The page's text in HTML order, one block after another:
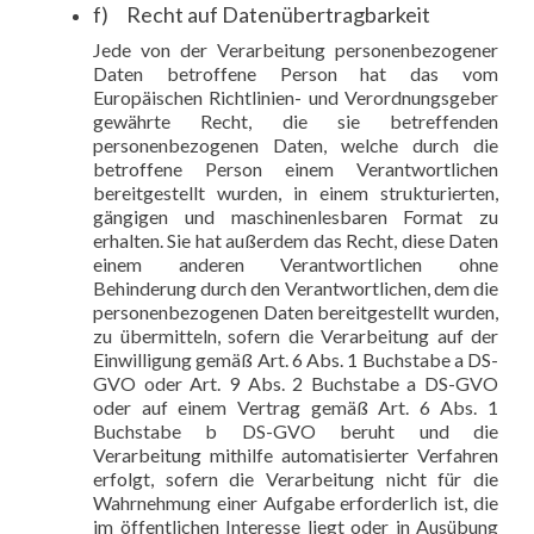
f) Recht auf Datenübertragbarkeit
Jede von der Verarbeitung personenbezogener
Daten betroffene Person hat das vom
Europäischen Richtlinien- und Verordnungsgeber
gewährte Recht, die sie betreffenden
personenbezogenen Daten, welche durch die
betroffene Person einem Verantwortlichen
bereitgestellt wurden, in einem strukturierten,
gängigen und maschinenlesbaren Format zu
erhalten. Sie hat außerdem das Recht, diese Daten
einem anderen Verantwortlichen ohne
Behinderung durch den Verantwortlichen, dem die
personenbezogenen Daten bereitgestellt wurden,
zu übermitteln, sofern die Verarbeitung auf der
Einwilligung gemäß Art. 6 Abs. 1 Buchstabe a DS-
GVO oder Art. 9 Abs. 2 Buchstabe a DS-GVO
oder auf einem Vertrag gemäß Art. 6 Abs. 1
Buchstabe b DS-GVO beruht und die
Verarbeitung mithilfe automatisierter Verfahren
erfolgt, sofern die Verarbeitung nicht für die
Wahrnehmung einer Aufgabe erforderlich ist, die
im öffentlichen Interesse liegt oder in Ausübung